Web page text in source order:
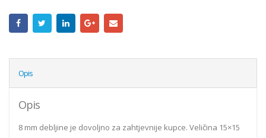
Opis
Opis
8 mm debljine je dovoljno za zahtjevnije kupce. Veličina 15×15